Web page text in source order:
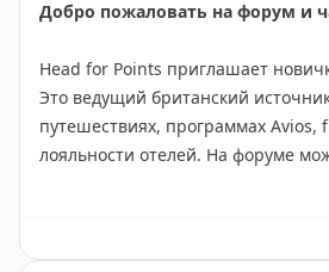
напомнила о проблемах
безопасности различались от
Сейчас SPP используется
аэропортах США. Профсоюз AFGE
TSA раскрыть информацию о
приватизации. Автор Мацей
аэропортах — норма, но в США
Добро пожаловать на форум и
Head for Points приглашает
Это ведущий британский
путешествиях, программах Avios,
лояльности отелей. На форуме
Канал предлагает актуальные